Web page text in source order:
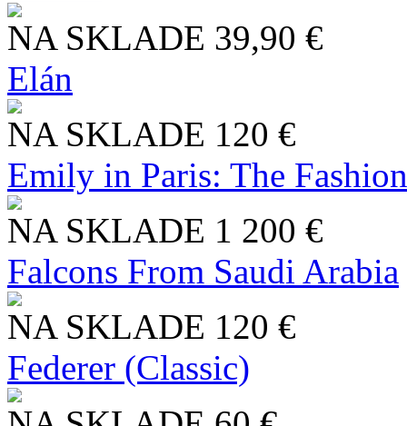
NA SKLADE 39,90 €
Elán
NA SKLADE 120 €
Emily in Paris: The
NA SKLADE 1 200 €
Falcons From Saudi Arabia
NA SKLADE 120 €
Federer (Classic)